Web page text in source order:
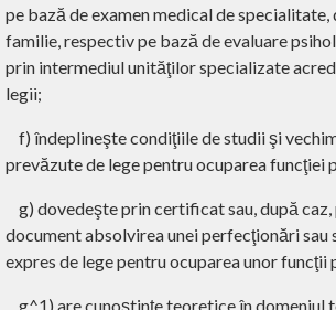
pe bază de examen medical de
familie, respectiv pe bază de evaluare
prin intermediul unităţilor specializate
legii;
f) îndeplineşte condiţiile de studii şi
prevăzute de lege pentru ocuparea funcţiei
g) dovedeşte prin certificat sau, după
document absolvirea unei perfecţionări
expres de lege pentru ocuparea unor funcţii
g^1) are cunoştinţe teoretice în domeniul